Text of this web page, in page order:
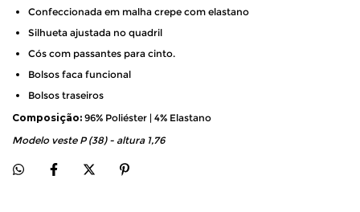
Confeccionada em malha crepe com elastano
Silhueta ajustada no quadril
Cós com passantes para cinto.
Bolsos faca funcional
Bolsos traseiros
Composição: 96% Poliéster | 4% Elastano
Modelo veste P (38) - altura 1,76